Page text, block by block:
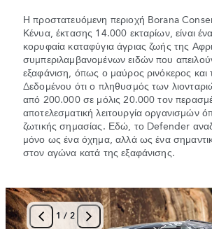
Η προστατευόμενη περιοχή Borana
Κένυα, έκτασης 14.000 εκταρίων, είναι
κορυφαία καταφύγια άγριας ζωής της
συμπεριλαμβανομένων ειδών που
εξαφάνιση, όπως ο μαύρος ρινόκερος και
Δεδομένου ότι ο πληθυσμός των
από 200.000 σε μόλις 20.000 τον
αποτελεσματική λειτουργία οργανισμών
ζωτικής σημασίας. Εδώ, το Defender
μόνο ως ένα όχημα, αλλά ως ένα
στον αγώνα κατά της εξαφάνισης.
1 / 2